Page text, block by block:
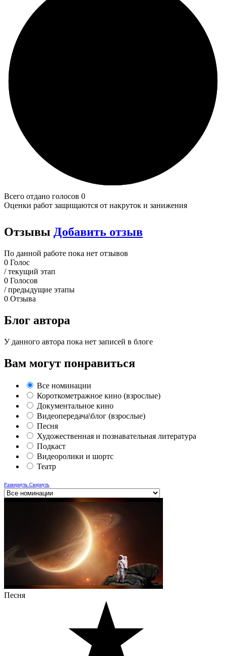
Всего отдано голосов 0
Оценки работ защищаются от накруток и занижения
Отзывы Добавить отзыв
По данной работе пока нет отзывов
0 Голос
/ текущий этап
0 Голосов
/ предыдущие этапы
0 Отзыва
Блог автора
У данного автора пока нет записей в блоге
Вам могут понравиться
Все номинации
Короткометражное кино (взрослые)
Документальное кино
Видеопередача\блог (взрослые)
Песня
Художественная и познавательная литература
Подкаст
Видеоролики и шортс
Театр
Развернуть Свернуть
Песня